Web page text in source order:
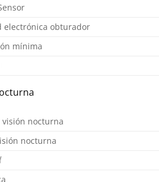
electrónica obturador
mínima
visión nocturna
nocturna